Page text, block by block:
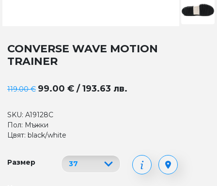
CONVERSE WAVE MOTION
TRAINER
119.00 € 99.00 € / 193.63 лв.
SKU: A19128C
Пол: Мъжки
Цвят: black/white
Размер